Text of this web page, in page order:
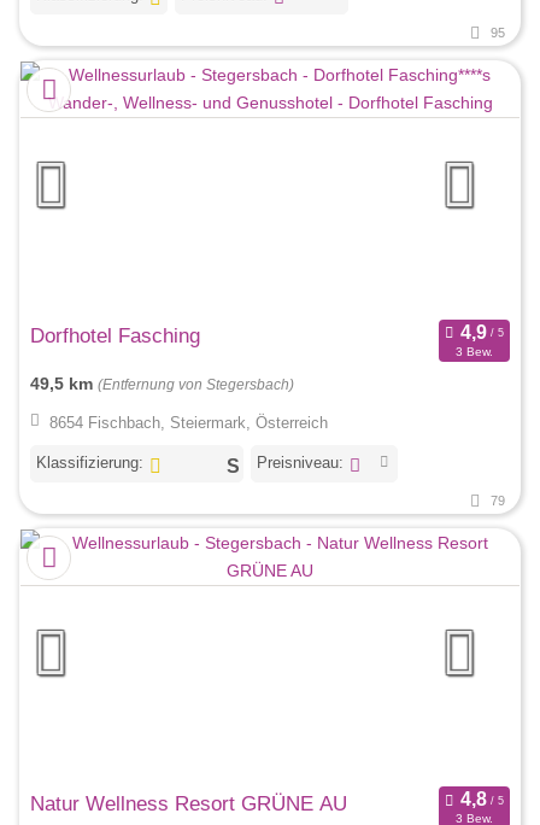
95
Dorfhotel Fasching
3 Bew.
49,5 km (Entfernung von Stegersbach)
8654 Fischbach, Steiermark, Österreich
Klassifizierung: Preisniveau:
79
Natur Wellness Resort GRÜNE AU
3 Bew.